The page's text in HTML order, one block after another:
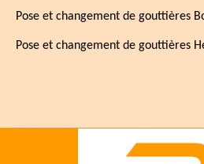
Pose et changement de gouttières
Pose et changement de gouttières